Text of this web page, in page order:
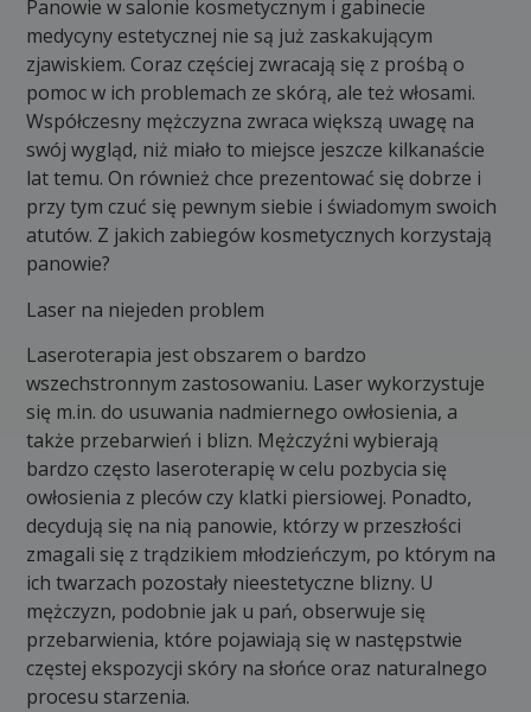
Panowie w salonie kosmetycznym i gabinecie
medycyny estetycznej nie są już zaskakującym
zjawiskiem. Coraz częściej zwracają się z prośbą o
pomoc w ich problemach ze skórą, ale też włosami.
Współczesny mężczyzna zwraca większą uwagę na
swój wygląd, niż miało to miejsce jeszcze kilkanaście
lat temu. On również chce prezentować się dobrze i
przy tym czuć się pewnym siebie i świadomym swoich
atutów. Z jakich zabiegów kosmetycznych korzystają
panowie?
Laser na niejeden problem
Laseroterapia jest obszarem o bardzo
wszechstronnym zastosowaniu. Laser wykorzystuje
się m.in. do usuwania nadmiernego owłosienia, a
także przebarwień i blizn. Mężczyźni wybierają
bardzo często laseroterapię w celu pozbycia się
owłosienia z pleców czy klatki piersiowej. Ponadto,
decydują się na nią panowie, którzy w przeszłości
zmagali się z trądzikiem młodzieńczym, po którym na
ich twarzach pozostały nieestetyczne blizny. U
mężczyzn, podobnie jak u pań, obserwuje się
przebarwienia, które pojawiają się w następstwie
częstej ekspozycji skóry na słońce oraz naturalnego
procesu starzenia.